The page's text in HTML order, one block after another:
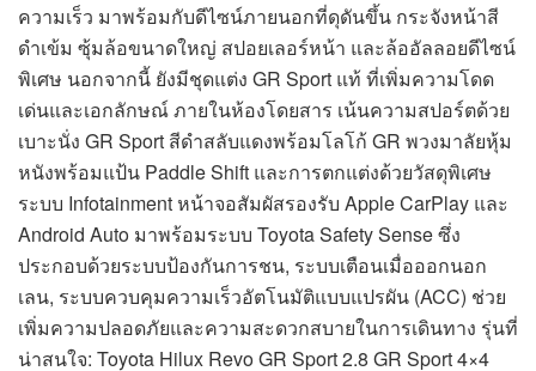
ความเร็ว มาพร้อมกับดีไซน์ภายนอกที่ดุดันขึ้น กระจังหน้าสี
ดำเข้ม ซุ้มล้อขนาดใหญ่ สปอยเลอร์หน้า และล้ออัลลอยดีไซน์
พิเศษ นอกจากนี้ ยังมีชุดแต่ง GR Sport แท้ ที่เพิ่มความโดด
เด่นและเอกลักษณ์ ภายในห้องโดยสาร เน้นความสปอร์ตด้วย
เบาะนั่ง GR Sport สีดำสลับแดงพร้อมโลโก้ GR พวงมาลัยหุ้ม
หนังพร้อมแป้น Paddle Shift และการตกแต่งด้วยวัสดุพิเศษ
ระบบ Infotainment หน้าจอสัมผัสรองรับ Apple CarPlay และ
Android Auto มาพร้อมระบบ Toyota Safety Sense ซึ่ง
ประกอบด้วยระบบป้องกันการชน, ระบบเตือนเมื่อออกนอก
เลน, ระบบควบคุมความเร็วอัตโนมัติแบบแปรผัน (ACC) ช่วย
เพิ่มความปลอดภัยและความสะดวกสบายในการเดินทาง รุ่นที่
น่าสนใจ: Toyota Hilux Revo GR Sport 2.8 GR Sport 4×4